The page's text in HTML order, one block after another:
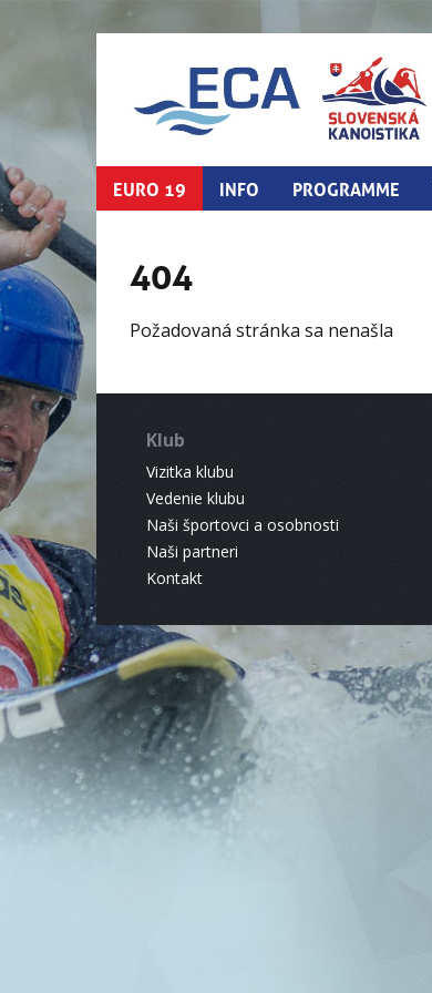
EURO 19 INFO PROGRAMME
404
Požadovaná stránka sa nenašla
Klub
Vizitka klubu
Vedenie klubu
Naši športovci a osobnosti
Naši partneri
Kontakt